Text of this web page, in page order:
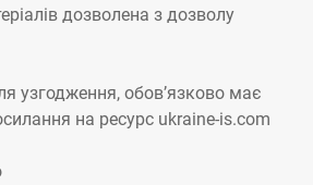
дозволена з дозволу
узгодження, обов’язково має
на ресурс ukraine-is.com